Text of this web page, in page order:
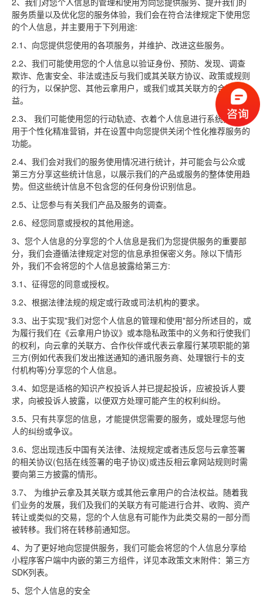
服务质量以及优化您的服务体验，我们会在符合法律规定下使用您
的个人信息，并主要用于下列用途:
2.1、向您提供您使用的各项服务，并维护、改进这些服务。
2.2、我们可能使用您的个人信息以验证身份、预防、发现、调查
欺诈、危害安全、非法或违反与我们或其关联方协议、政策或规则
的行为，以保护您、其他云拿用户，或我们或其关联方的合法权
益。
2.3、 我们可能使用您的行动轨迹、衣着个人信息进行系统分析，
用于个性化精准营销，并在设置中向您提供关闭个性化推荐服务的
功能。
2.4、我们会对我们的服务使用情况进行统计，并可能会与公众或
第三方分享这些统计信息，以展示我们的产品或服务的整体使用趋
势。但这些统计信息不包含您的任何身份识别信息。
2.5、让您参与有关我们产品及服务的调查。
2.6、经您同意或授权的其他用途。
3、您个人信息的分享您的个人信息是我们为您提供服务的重要部
分，我们会遵循法律规定对您的信息承担保密义务。除以下情形
外，我们不会将您的个人信息披露给第三方:
3.1、征得您的同意或授权。
3.2、根据法律法规的规定或行政或司法机构的要求。
3.3、出于实现"我们对您个人信息的管理和使用"部分所述目的，或
为履行我们在《云拿用户协议》或本隐私政策中的义务和行使我们
的权利，向云拿的关联方、合作伙伴或代表云拿履行某项职能的第
三方(例如代表我们发出推送通知的通讯服务商、处理银行卡的支
付机构等)分享您的个人信息。
3.4、如您是适格的知识产权投诉人并已提起投诉，应被投诉人要
求，向被投诉人披露，以便双方处理可能产生的权利纠纷。
3.5、只有共享您的信息，才能提供您需要的服务，或处理您与他
人的纠纷或争议。
3.6、您出现违反中国有关法律、法规规定或者违反您与云拿签署
的相关协议(包括在线签署的电子协议)或违反相云拿网站规则时需
要向第三方披露的情形。
3.7、 为维护云拿及其关联方或其他云拿用户的合法权益。随着我
们业务的发展，我们及我们的关联方有可能进行合并、收购、资产
转让或类似的交易，您的个人信息有可能作为此类交易的一部分而
被转移。我们将在转移前通知您。
4、为了更好地向您提供服务，我们可能会将您的个人信息分享给
小程序客户端中内嵌的第三方组件，详见本政策文末附件：第三方
SDK列表。
5、您个人信息的安全